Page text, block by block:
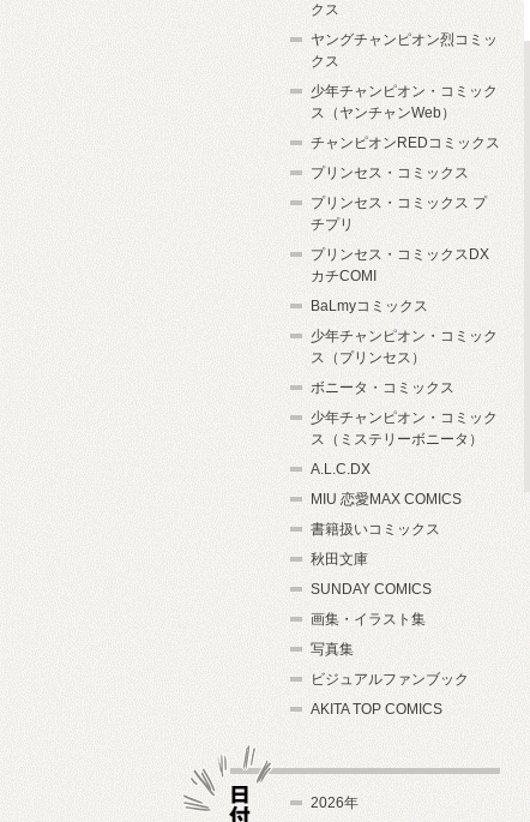
クス
ヤングチャンピオン烈コミッ
クス
少年チャンピオン・コミック
ス（ヤンチャンWeb）
チャンピオンREDコミックス
プリンセス・コミックス
プリンセス・コミックス プ
チプリ
プリンセス・コミックスDX
カチCOMI
BaLmyコミックス
少年チャンピオン・コミック
ス（プリンセス）
ボニータ・コミックス
少年チャンピオン・コミック
ス（ミステリーボニータ）
A.L.C.DX
MIU 恋愛MAX COMICS
書籍扱いコミックス
秋田文庫
SUNDAY COMICS
画集・イラスト集
写真集
ビジュアルファンブック
AKITA TOP COMICS
2026年